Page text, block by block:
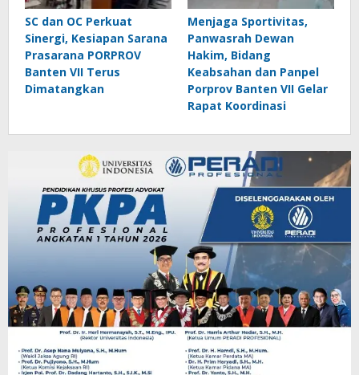
SC dan OC Perkuat
Sinergi, Kesiapan Sarana
Prasarana PORPROV
Banten VII Terus
Dimatangkan
Menjaga Sportivitas,
Panwasrah Dewan
Hakim, Bidang
Keabsahan dan Panpel
Porprov Banten VII Gelar
Rapat Koordinasi